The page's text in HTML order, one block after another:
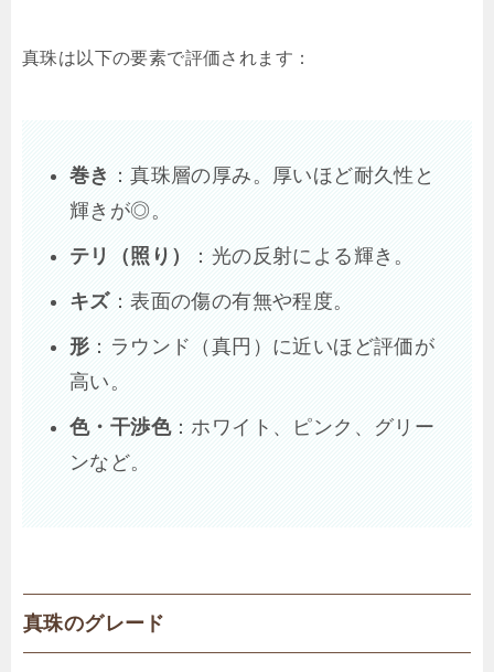
真珠は以下の要素で評価されます：
巻き ：真珠層の厚み。厚いほど耐久性と
輝きが◎。
テリ（照り） ：光の反射による輝き。
キズ：表面の傷の有無や程度。
形 ：ラウンド（真円）に近いほど評価が
高い。
色・干渉色：ホワイト、ピンク、グリー
ンなど。
真珠のグレード